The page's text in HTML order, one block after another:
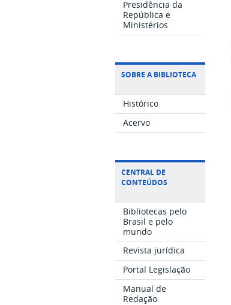
Presidência da
República e
Ministérios
SOBRE A BIBLIOTECA
Histórico
Acervo
CENTRAL DE
CONTEÚDOS
Bibliotecas pelo
Brasil e pelo
mundo
Revista jurídica
Portal Legislação
Manual de
Redação